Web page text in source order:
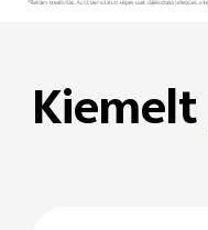
Kiemelt